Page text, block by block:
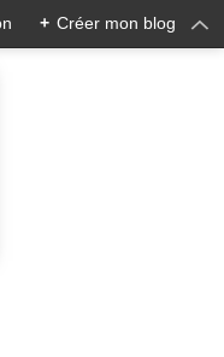
+ Créer mon blog